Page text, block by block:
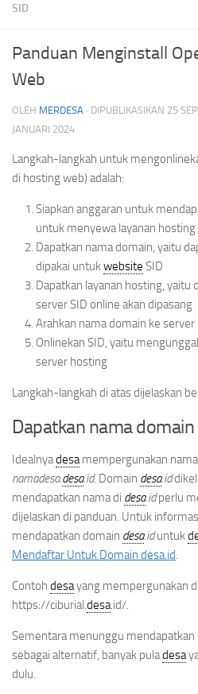
SID
Panduan Menginstall
Web
OLEH MERDESA · DIPUBLIKASIKAN 25
JANUARI 2024
Langkah-langkah untuk
di hosting web) adalah:
Siapkan anggaran untuk
untuk menyewa layanan hosting
Dapatkan nama domain, yaitu
dipakai untukwebsite SID
Dapatkan layanan hosting, yaitu
server SID online akan dipasang
Arahkan nama domain ke
Onlinekan SID, yaitu
server hosting
Langkah-langkah di atas dijelaskan
Dapatkan nama domain
Idealnyadesamempergunakan
namadesa.desa.id. Domain desa.id
mendapatkan nama di desa.idperlu
dijelaskan di panduan. Untuk
mendapatkan domain desa.iduntuk
Mendaftar Untuk Domain desa.id.
Contoh desayang mempergunakan
https://ciburial.desa.id/.
Sementara menunggu mendapatkan
sebagai alternatif, banyak puladesa
dulu.